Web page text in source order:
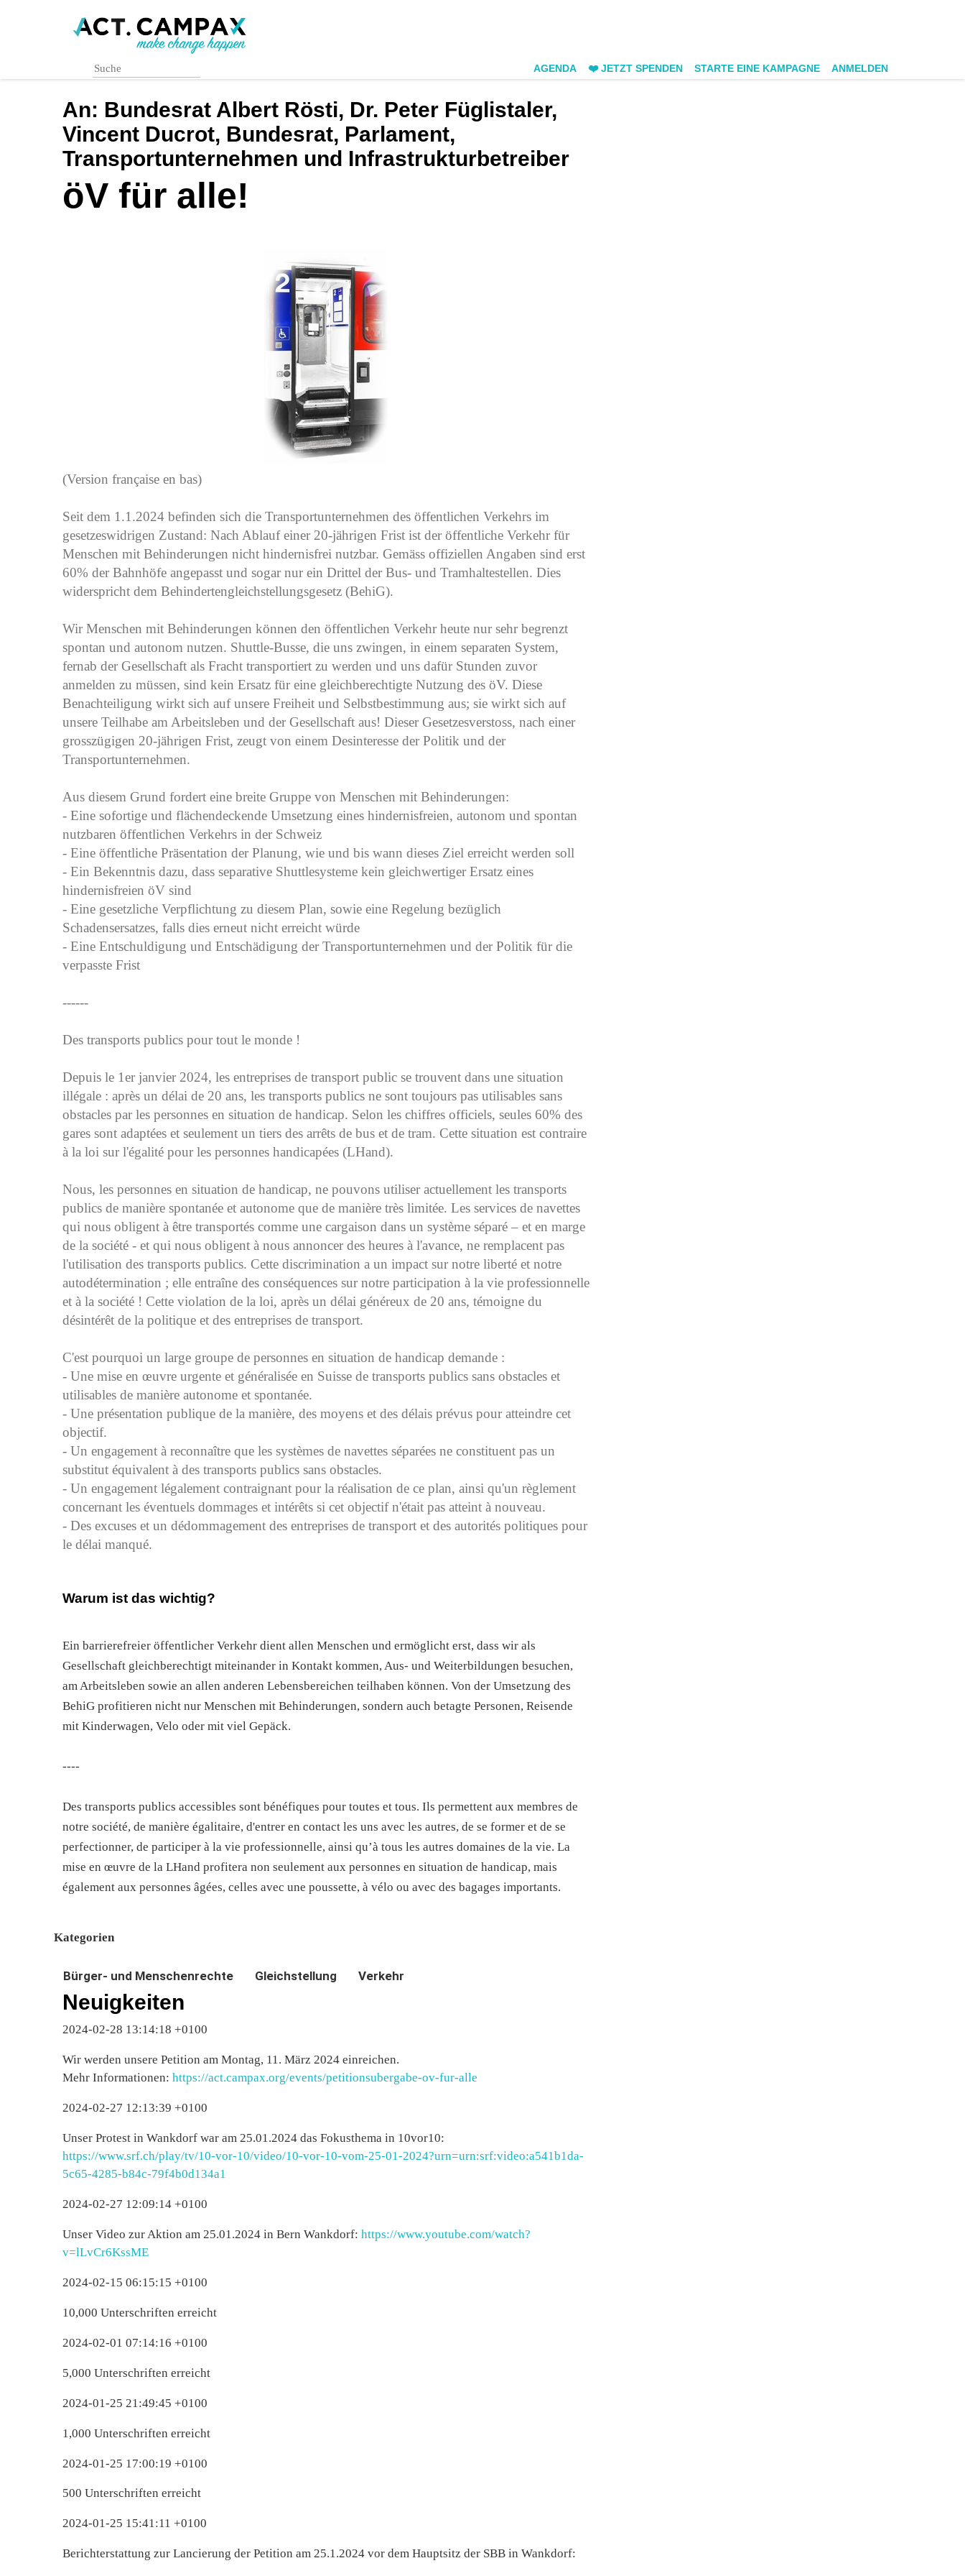
AGENDA ❤️ JETZT SPENDEN STARTE EINE KAMPAGNE ANMELDEN
An: Bundesrat Albert Rösti, Dr. Peter Füglistaler,
Vincent Ducrot, Bundesrat, Parlament,
Transportunternehmen und Infrastrukturbetreiber
öV für alle!
(Version française en bas)
Seit dem 1.1.2024 befinden sich die Transportunternehmen des öffentlichen Verkehrs im
gesetzeswidrigen Zustand: Nach Ablauf einer 20-jährigen Frist ist der öffentliche Verkehr für
Menschen mit Behinderungen nicht hindernisfrei nutzbar. Gemäss offiziellen Angaben sind erst
60% der Bahnhöfe angepasst und sogar nur ein Drittel der Bus- und Tramhaltestellen. Dies
widerspricht dem Behindertengleichstellungsgesetz (BehiG).
Wir Menschen mit Behinderungen können den öffentlichen Verkehr heute nur sehr begrenzt
spontan und autonom nutzen. Shuttle-Busse, die uns zwingen, in einem separaten System,
fernab der Gesellschaft als Fracht transportiert zu werden und uns dafür Stunden zuvor
anmelden zu müssen, sind kein Ersatz für eine gleichberechtigte Nutzung des öV. Diese
Benachteiligung wirkt sich auf unsere Freiheit und Selbstbestimmung aus; sie wirkt sich auf
unsere Teilhabe am Arbeitsleben und der Gesellschaft aus! Dieser Gesetzesverstoss, nach einer
grosszügigen 20-jährigen Frist, zeugt von einem Desinteresse der Politik und der
Transportunternehmen.
Aus diesem Grund fordert eine breite Gruppe von Menschen mit Behinderungen:
- Eine sofortige und flächendeckende Umsetzung eines hindernisfreien, autonom und spontan
nutzbaren öffentlichen Verkehrs in der Schweiz
- Eine öffentliche Präsentation der Planung, wie und bis wann dieses Ziel erreicht werden soll
- Ein Bekenntnis dazu, dass separative Shuttlesysteme kein gleichwertiger Ersatz eines
hindernisfreien öV sind
- Eine gesetzliche Verpflichtung zu diesem Plan, sowie eine Regelung bezüglich
Schadensersatzes, falls dies erneut nicht erreicht würde
- Eine Entschuldigung und Entschädigung der Transportunternehmen und der Politik für die
verpasste Frist
------
Des transports publics pour tout le monde !
Depuis le 1er janvier 2024, les entreprises de transport public se trouvent dans une situation
illégale : après un délai de 20 ans, les transports publics ne sont toujours pas utilisables sans
obstacles par les personnes en situation de handicap. Selon les chiffres officiels, seules 60% des
gares sont adaptées et seulement un tiers des arrêts de bus et de tram. Cette situation est contraire
à la loi sur l'égalité pour les personnes handicapées (LHand).
Nous, les personnes en situation de handicap, ne pouvons utiliser actuellement les transports
publics de manière spontanée et autonome que de manière très limitée. Les services de navettes
qui nous obligent à être transportés comme une cargaison dans un système séparé – et en marge
de la société - et qui nous obligent à nous annoncer des heures à l'avance, ne remplacent pas
l'utilisation des transports publics. Cette discrimination a un impact sur notre liberté et notre
autodétermination ; elle entraîne des conséquences sur notre participation à la vie professionnelle
et à la société ! Cette violation de la loi, après un délai généreux de 20 ans, témoigne du
désintérêt de la politique et des entreprises de transport.
C'est pourquoi un large groupe de personnes en situation de handicap demande :
- Une mise en œuvre urgente et généralisée en Suisse de transports publics sans obstacles et
utilisables de manière autonome et spontanée.
- Une présentation publique de la manière, des moyens et des délais prévus pour atteindre cet
objectif.
- Un engagement à reconnaître que les systèmes de navettes séparées ne constituent pas un
substitut équivalent à des transports publics sans obstacles.
- Un engagement légalement contraignant pour la réalisation de ce plan, ainsi qu'un règlement
concernant les éventuels dommages et intérêts si cet objectif n'était pas atteint à nouveau.
- Des excuses et un dédommagement des entreprises de transport et des autorités politiques pour
le délai manqué.
Warum ist das wichtig?
Ein barrierefreier öffentlicher Verkehr dient allen Menschen und ermöglicht erst, dass wir als
Gesellschaft gleichberechtigt miteinander in Kontakt kommen, Aus- und Weiterbildungen besuchen,
am Arbeitsleben sowie an allen anderen Lebensbereichen teilhaben können. Von der Umsetzung des
BehiG profitieren nicht nur Menschen mit Behinderungen, sondern auch betagte Personen, Reisende
mit Kinderwagen, Velo oder mit viel Gepäck.
----
Des transports publics accessibles sont bénéfiques pour toutes et tous. Ils permettent aux membres de
notre société, de manière égalitaire, d'entrer en contact les uns avec les autres, de se former et de se
perfectionner, de participer à la vie professionnelle, ainsi qu’à tous les autres domaines de la vie. La
mise en œuvre de la LHand profitera non seulement aux personnes en situation de handicap, mais
également aux personnes âgées, celles avec une poussette, à vélo ou avec des bagages importants.
Kategorien
Bürger- und Menschenrechte Gleichstellung Verkehr
Neuigkeiten
2024-02-28 13:14:18 +0100
Wir werden unsere Petition am Montag, 11. März 2024 einreichen.
Mehr Informationen: https://act.campax.org/events/petitionsubergabe-ov-fur-alle
2024-02-27 12:13:39 +0100
Unser Protest in Wankdorf war am 25.01.2024 das Fokusthema in 10vor10:
https://www.srf.ch/play/tv/10-vor-10/video/10-vor-10-vom-25-01-2024?urn=urn:srf:video:a541b1da-
5c65-4285-b84c-79f4b0d134a1
2024-02-27 12:09:14 +0100
Unser Video zur Aktion am 25.01.2024 in Bern Wankdorf: https://www.youtube.com/watch?
v=lLvCr6KssME
2024-02-15 06:15:15 +0100
10,000 Unterschriften erreicht
2024-02-01 07:14:16 +0100
5,000 Unterschriften erreicht
2024-01-25 21:49:45 +0100
1,000 Unterschriften erreicht
2024-01-25 17:00:19 +0100
500 Unterschriften erreicht
2024-01-25 15:41:11 +0100
Berichterstattung zur Lancierung der Petition am 25.1.2024 vor dem Hauptsitz der SBB in Wankdorf: